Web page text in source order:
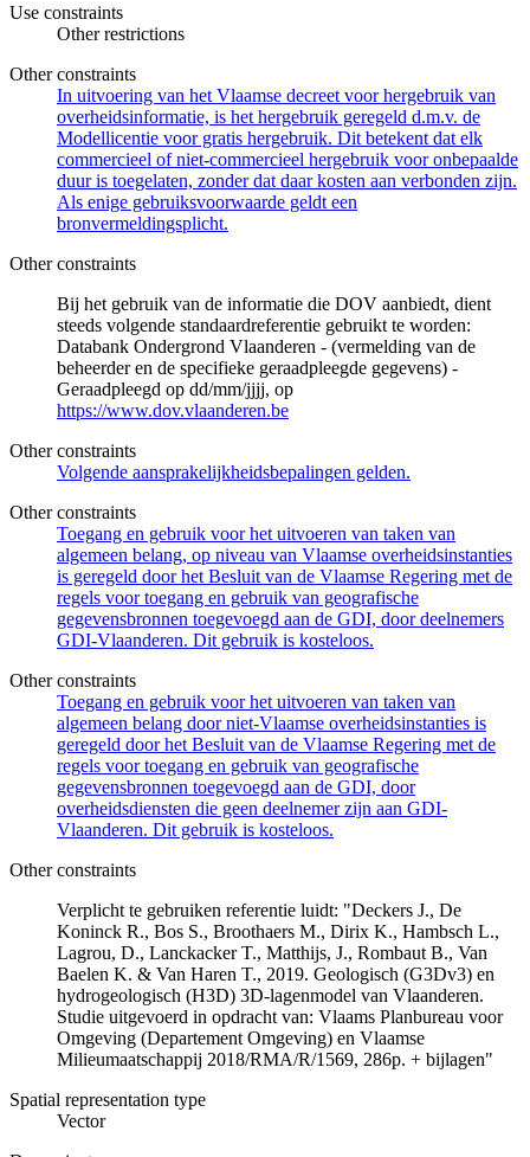
Use constraints
Other restrictions
Other constraints
In uitvoering van het Vlaamse decreet voor hergebruik van
overheidsinformatie, is het hergebruik geregeld d.m.v. de
Modellicentie voor gratis hergebruik. Dit betekent dat elk
commercieel of niet-commercieel hergebruik voor onbepaalde
duur is toegelaten, zonder dat daar kosten aan verbonden zijn.
Als enige gebruiksvoorwaarde geldt een
bronvermeldingsplicht.
Other constraints
Bij het gebruik van de informatie die DOV aanbiedt, dient
steeds volgende standaardreferentie gebruikt te worden:
Databank Ondergrond Vlaanderen - (vermelding van de
beheerder en de specifieke geraadpleegde gegevens) -
Geraadpleegd op dd/mm/jjjj, op
https://www.dov.vlaanderen.be
Other constraints
Volgende aansprakelijkheidsbepalingen gelden.
Other constraints
Toegang en gebruik voor het uitvoeren van taken van
algemeen belang, op niveau van Vlaamse overheidsinstanties
is geregeld door het Besluit van de Vlaamse Regering met de
regels voor toegang en gebruik van geografische
gegevensbronnen toegevoegd aan de GDI, door deelnemers
GDI-Vlaanderen. Dit gebruik is kosteloos.
Other constraints
Toegang en gebruik voor het uitvoeren van taken van
algemeen belang door niet-Vlaamse overheidsinstanties is
geregeld door het Besluit van de Vlaamse Regering met de
regels voor toegang en gebruik van geografische
gegevensbronnen toegevoegd aan de GDI, door
overheidsdiensten die geen deelnemer zijn aan GDI-
Vlaanderen. Dit gebruik is kosteloos.
Other constraints
Verplicht te gebruiken referentie luidt: "Deckers J., De
Koninck R., Bos S., Broothaers M., Dirix K., Hambsch L.,
Lagrou, D., Lanckacker T., Matthijs, J., Rombaut B., Van
Baelen K. & Van Haren T., 2019. Geologisch (G3Dv3) en
hydrogeologisch (H3D) 3D-lagenmodel van Vlaanderen.
Studie uitgevoerd in opdracht van: Vlaams Planbureau voor
Omgeving (Departement Omgeving) en Vlaamse
Milieumaatschappij 2018/RMA/R/1569, 286p. + bijlagen"
Spatial representation type
Vector